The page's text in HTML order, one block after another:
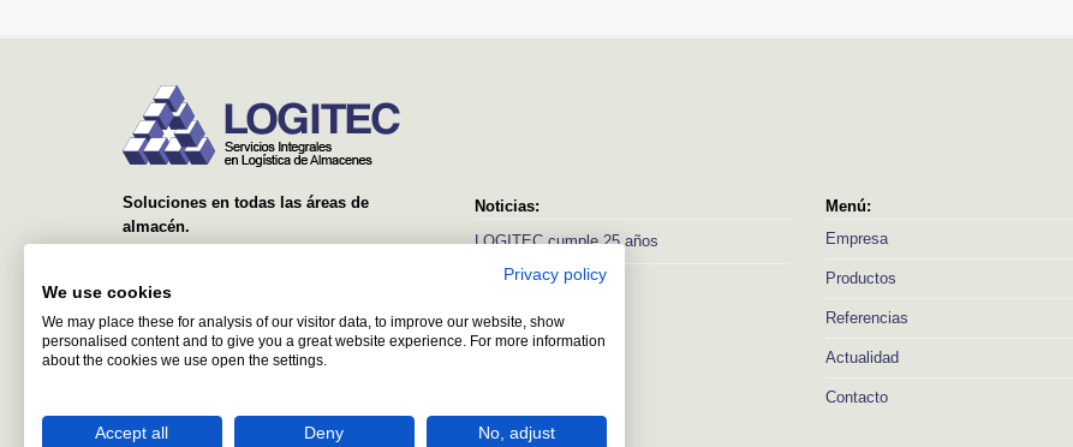
Soluciones en todas las áreas de
almacén.
estanterías, hasta sistemas avanzados con
gestión.
Noticias:
LOGITEC cumple 25 años
Ver más
Menú:
Empresa
Productos
Referencias
Actualidad
Contacto
Privacy policy
We use cookies
We may place these for analysis of our visitor data, to improve our website, show
personalised content and to give you a great website experience. For more information
about the cookies we use open the settings.
Accept all Deny No, adjust